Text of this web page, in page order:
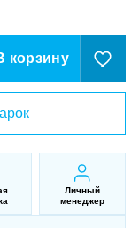
корзину
Личный
менеджер